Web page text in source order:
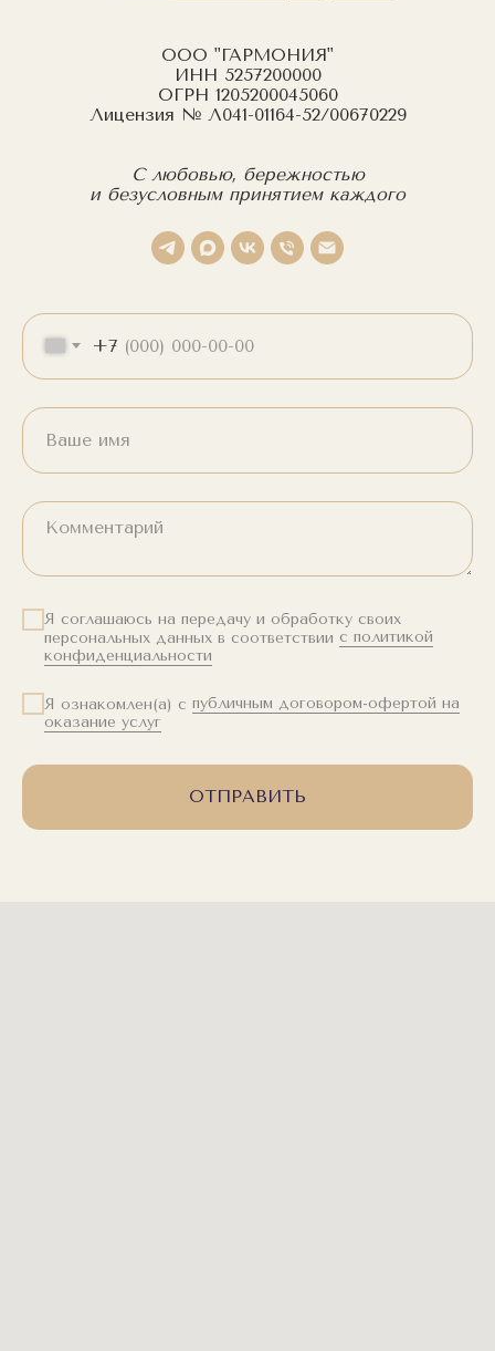
ООО "ГАРМОНИЯ"
ИНН 5257200000
ОГРН 1205200045060
Лицензия № Л041-01164-52/00670229
С любовью, бережностью
и безусловным принятием каждого
+7
Я соглашаюсь на передачу и обработку своих
персональных данных в соответствии с политикой
конфиденциальности
Я ознакомлен(а) с публичным договором-офертой на
оказание услуг
ОТПРАВИТЬ